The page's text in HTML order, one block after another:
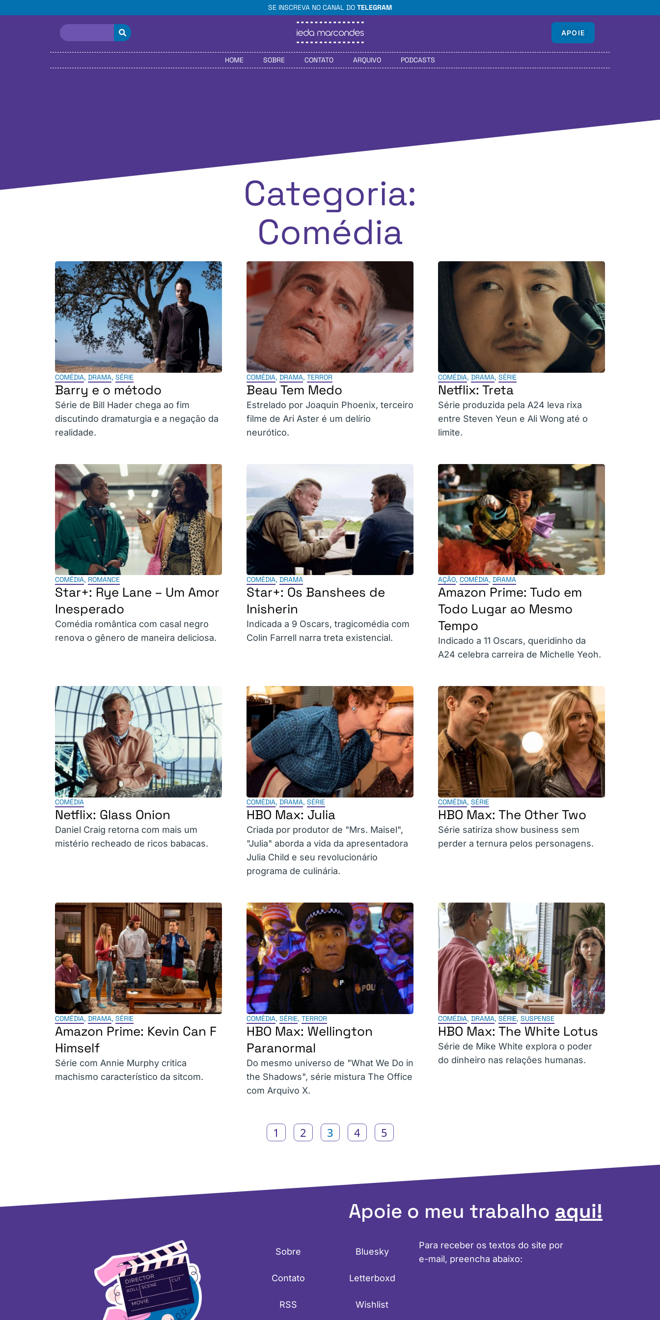
SE INSCREVA NO CANAL DO TELEGRAM
APOIE
HOME SOBRE CONTATO ARQUIVO PODCASTS
Categoria:
Comédia
COMÉDIA, DRAMA, SÉRIE
Barry e o método
Série de Bill Hader chega ao fim
discutindo dramaturgia e a negação da
realidade.
COMÉDIA, DRAMA, TERROR
Beau Tem Medo
Estrelado por Joaquin Phoenix, terceiro
filme de Ari Aster é um delírio
neurótico.
COMÉDIA, DRAMA, SÉRIE
Netflix: Treta
Série produzida pela A24 leva rixa
entre Steven Yeun e Ali Wong até o
limite.
COMÉDIA, ROMANCE
Star+: Rye Lane – Um Amor
Inesperado
Comédia romântica com casal negro
renova o gênero de maneira deliciosa.
COMÉDIA, DRAMA
Star+: Os Banshees de
Inisherin
Indicada a 9 Oscars, tragicomédia com
Colin Farrell narra treta existencial.
AÇÃO, COMÉDIA, DRAMA
Amazon Prime: Tudo em
Todo Lugar ao Mesmo
Tempo
Indicado a 11 Oscars, queridinho da
A24 celebra carreira de Michelle Yeoh.
COMÉDIA
Netflix: Glass Onion
Daniel Craig retorna com mais um
mistério recheado de ricos babacas.
COMÉDIA, DRAMA, SÉRIE
HBO Max: Julia
Criada por produtor de "Mrs. Maisel",
"Julia" aborda a vida da apresentadora
Julia Child e seu revolucionário
programa de culinária.
COMÉDIA, SÉRIE
HBO Max: The Other Two
Série satiriza show business sem
perder a ternura pelos personagens.
COMÉDIA, DRAMA, SÉRIE
Amazon Prime: Kevin Can F
Himself
Série com Annie Murphy critica
machismo característico da sitcom.
COMÉDIA, SÉRIE, TERROR
HBO Max: Wellington
Paranormal
Do mesmo universo de "What We Do in
the Shadows", série mistura The Office
com Arquivo X.
COMÉDIA, DRAMA, SÉRIE, SUSPENSE
HBO Max: The White Lotus
Série de Mike White explora o poder
do dinheiro nas relações humanas.
1 2 3 4 5
Apoie o meu trabalho aqui!
Sobre
Contato
RSS
Bluesky
Letterboxd
Wishlist
Para receber os textos do site por
e-mail, preencha abaixo: